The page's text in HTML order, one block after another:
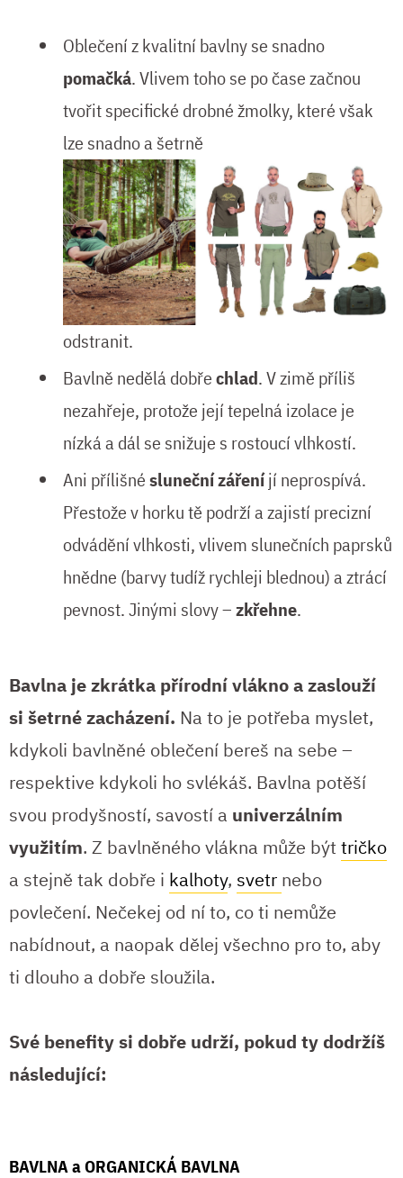
Oblečení z kvalitní bavlny se snadno
pomačká. Vlivem toho se po čase začnou
tvořit specifické drobné žmolky, které však
lze snadno a šetrně
odstranit.
Bavlně nedělá dobřechlad. V zimě příliš
nezahřeje, protože její tepelná izolace je
nízká a dál se snižuje s rostoucí vlhkostí.
Ani přílišnésluneční zářeníjí neprospívá.
Přestože v horku tě podrží a zajistí precizní
odvádění vlhkosti, vlivem slunečních paprsků
hnědne (barvy tudíž rychleji blednou) a ztrácí
pevnost. Jinými slovy –zkřehne.
Bavlna je zkrátka přírodní vlákno a zaslouží
si šetrné zacházení. Na to je potřeba myslet,
kdykoli bavlněné oblečení bereš na sebe –
respektive kdykoli ho svlékáš. Bavlna potěší
svou prodyšností, savostí a univerzálním
využitím. Z bavlněného vlákna může býttričko
a stejně tak dobře i kalhoty, svetr nebo
povlečení. Nečekej od ní to, co ti nemůže
nabídnout, a naopak dělej všechno pro to, aby
ti dlouho a dobře sloužila.
Své benefity si dobře udrží, pokud ty dodržíš
následující:
BAVLNA a ORGANICKÁ BAVLNA